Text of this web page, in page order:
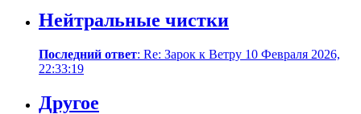
Нейтральные чистки
Последний ответ: Re: Зарок к Ветру 10 Февраля 2026,
22:33:19
Другое